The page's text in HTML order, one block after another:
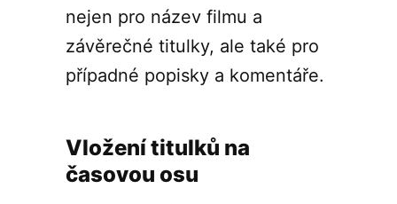
nejen pro název filmu a
závěrečné titulky, ale také pro
případné popisky a komentáře.
Vložení titulků na
časovou osu